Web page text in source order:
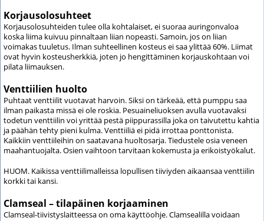
Korjausolosuhteet
Korjausolosuhteiden tulee olla kohtalaiset, ei suoraa auringonvaloa
koska liima kuivuu pinnaltaan liian nopeasti. Samoin, jos on liian
voimakas tuuletus. Ilman suhteellinen kosteus ei saa ylittää 60%. Liimat
ovat hyvin kosteusherkkiä, joten jo hengittäminen korjauskohtaan voi
pilata liimauksen.
Venttiilien huolto
Puhtaat venttiilit vuotavat harvoin. Siksi on tärkeää, että pumppu saa
ilman paikasta missä ei ole roskia. Pesuaineliuoksen avulla vuotavaksi
todetun venttiilin voi yrittää pestä piippurassilla joka on taivutettu kahtia
ja päähän tehty pieni kulma. Venttiiliä ei pidä irrottaa ponttonista.
Kaikkiin venttiileihin on saatavana huoltosarja. Tiedustele osia veneen
maahantuojalta. Osien vaihtoon tarvitaan kokemusta ja erikoistyökalut.
HUOM. Kaikissa venttiilimalleissa lopullisen tiiviyden aikaansaa venttiilin
korkki tai kansi.
Clamseal – tilapäinen korjaaminen
Clamseal-tiivistyslaitteessa on oma käyttöohje. Clamsealilla voidaan